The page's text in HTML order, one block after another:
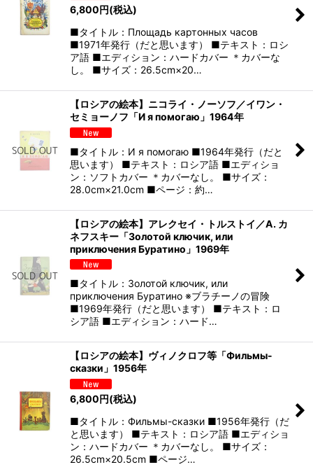
6,800円(税込)
■タイトル：Площадь картонных часов
■1971年発行（だと思います） ■テキスト：ロシ
ア語 ■エディション：ハードカバー ＊カバーな
し。 ■サイズ：26.5cm×20…
【ロシアの絵本】ニコライ・ノーソフ／イワン・
セミョーノフ「И я помогаю」1964年
■タイトル：И я помогаю ■1964年発行（だと
思います） ■テキスト：ロシア語 ■エディショ
ン：ソフトカバー ＊カバーなし。 ■サイズ：
28.0cm×21.0cm ■ページ：約…
【ロシアの絵本】アレクセイ・トルストイ／А. カ
ネフスキー「Золотой ключик, или
приключения Буратино」1969年
■タイトル：Золотой ключик, или
приключения Буратино ※ブラチーノの冒険
■1969年発行（だと思います） ■テキスト：ロ
シア語 ■エディション：ハード…
【ロシアの絵本】ヴィノクロフ等「Фильмы-
сказки」1956年
6,800円(税込)
■タイトル：Фильмы-сказки ■1956年発行（だ
と思います） ■テキスト：ロシア語 ■エディショ
ン：ハードカバー ＊カバーなし。 ■サイズ：
26.5cm×20.5cm ■ページ…